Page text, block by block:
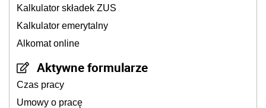
Kalkulator składek ZUS
Kalkulator emerytalny
Alkomat online
Aktywne formularze
Czas pracy
Umowy o pracę